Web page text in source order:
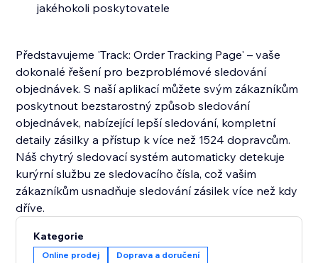
jakéhokoli poskytovatele
Představujeme 'Track: Order Tracking Page' – vaše
dokonalé řešení pro bezproblémové sledování
objednávek. S naší aplikací můžete svým zákazníkům
poskytnout bezstarostný způsob sledování
objednávek, nabízející lepší sledování, kompletní
detaily zásilky a přístup k více než 1524 dopravcům.
Náš chytrý sledovací systém automaticky detekuje
kurýrní službu ze sledovacího čísla, což vašim
zákazníkům usnadňuje sledování zásilek více než kdy
dříve.
Kategorie
Online prodej Doprava a doručení